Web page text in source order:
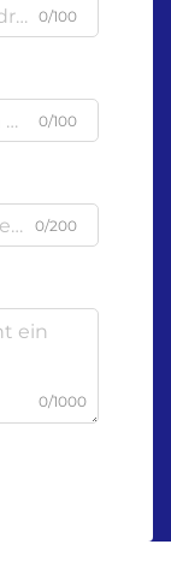
0/100
0/100
0/200
0/1000